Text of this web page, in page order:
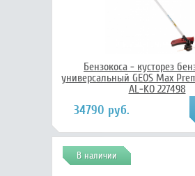
Бензокоса - кусторез
универсальный GEOS Max
AL-KO 227498
34790 руб.
В наличии